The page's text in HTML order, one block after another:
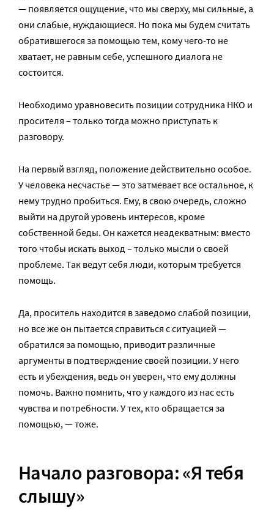
— появляется ощущение, что мы сверху, мы сильные, а
они слабые, нуждающиеся. Но пока мы будем считать
обратившегося за помощью тем, кому чего-то не
хватает, не равным себе, успешного диалога не
состоится.
Необходимо уравновесить позиции сотрудника НКО и
просителя – только тогда можно приступать к
разговору.
На первый взгляд, положение действительно особое.
У человека несчастье — это затмевает все остальное, к
нему трудно пробиться. Ему, в свою очередь, сложно
выйти на другой уровень интересов, кроме
собственной беды. Он кажется неадекватным: вместо
того чтобы искать выход – только мысли о своей
проблеме. Так ведут себя люди, которым требуется
помощь.
Да, проситель находится в заведомо слабой позиции,
но все же он пытается справиться с ситуацией —
обратился за помощью, приводит различные
аргументы в подтверждение своей позиции. У него
есть и убеждения, ведь он уверен, что ему должны
помочь. Важно помнить, что у каждого из нас есть
чувства и потребности. У тех, кто обращается за
помощью, — тоже.
Начало разговора: «Я тебя
слышу»